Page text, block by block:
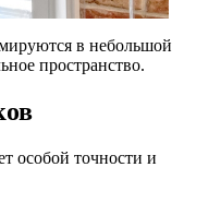
в небольшой
пространство.
особой точности и